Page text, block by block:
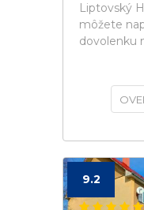
Liptovský
môžete
dovolenku
9.2